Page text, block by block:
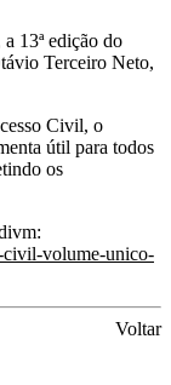
13ª edição do
Terceiro Neto,
Civil, o
útil para todos
os
civil-volume-unico-
Voltar